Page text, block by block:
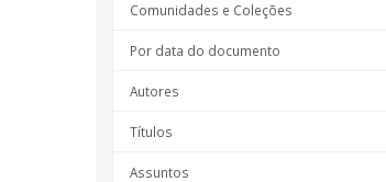
Comunidades e Coleções
Por data do documento
Autores
Títulos
Assuntos